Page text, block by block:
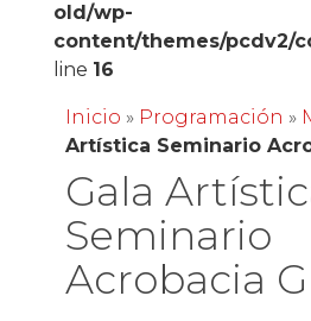
old/wp-
content/themes/pcdv2/
line 16
Inicio » Programación »
Artística Seminario
Gala
Seminario
Acrobacia